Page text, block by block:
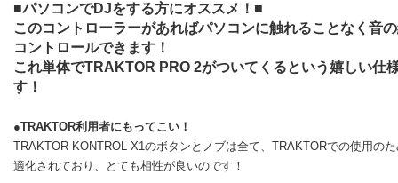
■パソコンでDJをする方にオススメ！■
このコントローラーがあればパソコンに触れることなく音
コントロールできます！
これ単体でTRAKTOR PRO 2がついてくるという嬉しい仕
す！
●TRAKTOR利用者にもってこい！
TRAKTOR KONTROL X1のボタンとノブは全て、TRAKTORでの使用の
適化されており、とても相性が良いのです！